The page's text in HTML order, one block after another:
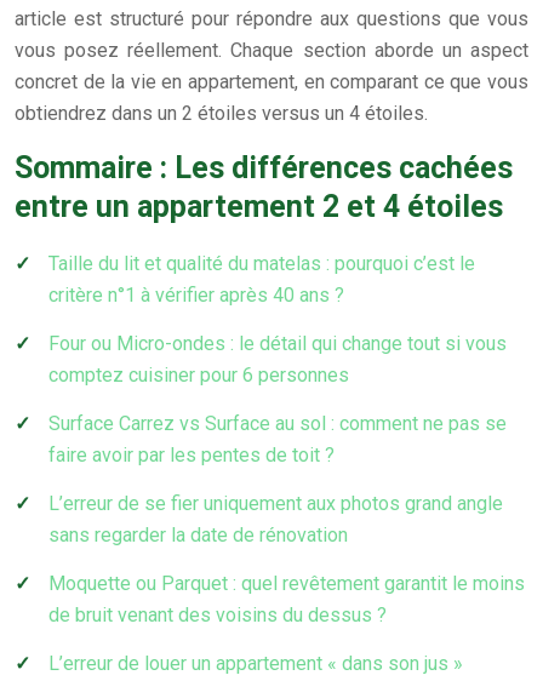
article est structuré pour répondre aux questions que vous
vous posez réellement. Chaque section aborde un aspect
concret de la vie en appartement, en comparant ce que vous
obtiendrez dans un 2 étoiles versus un 4 étoiles.
Sommaire : Les différences cachées
entre un appartement 2 et 4 étoiles
Taille du lit et qualité du matelas : pourquoi c’est le
critère n°1 à vérifier après 40 ans ?
Four ou Micro-ondes : le détail qui change tout si vous
comptez cuisiner pour 6 personnes
Surface Carrez vs Surface au sol : comment ne pas se
faire avoir par les pentes de toit ?
L’erreur de se fier uniquement aux photos grand angle
sans regarder la date de rénovation
Moquette ou Parquet : quel revêtement garantit le moins
de bruit venant des voisins du dessus ?
L’erreur de louer un appartement « dans son jus »